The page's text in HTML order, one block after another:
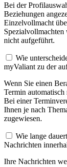
Bei der
Beziehungen
Einzelvollmacht
nicht aufgeführt.
Wie
myValiant zu der
Wenn Sie einen
Termin
Bei einer
Ihnen je nach
zugewiesen.
Wie lange
Nachrichten
Ihre Nachrichten